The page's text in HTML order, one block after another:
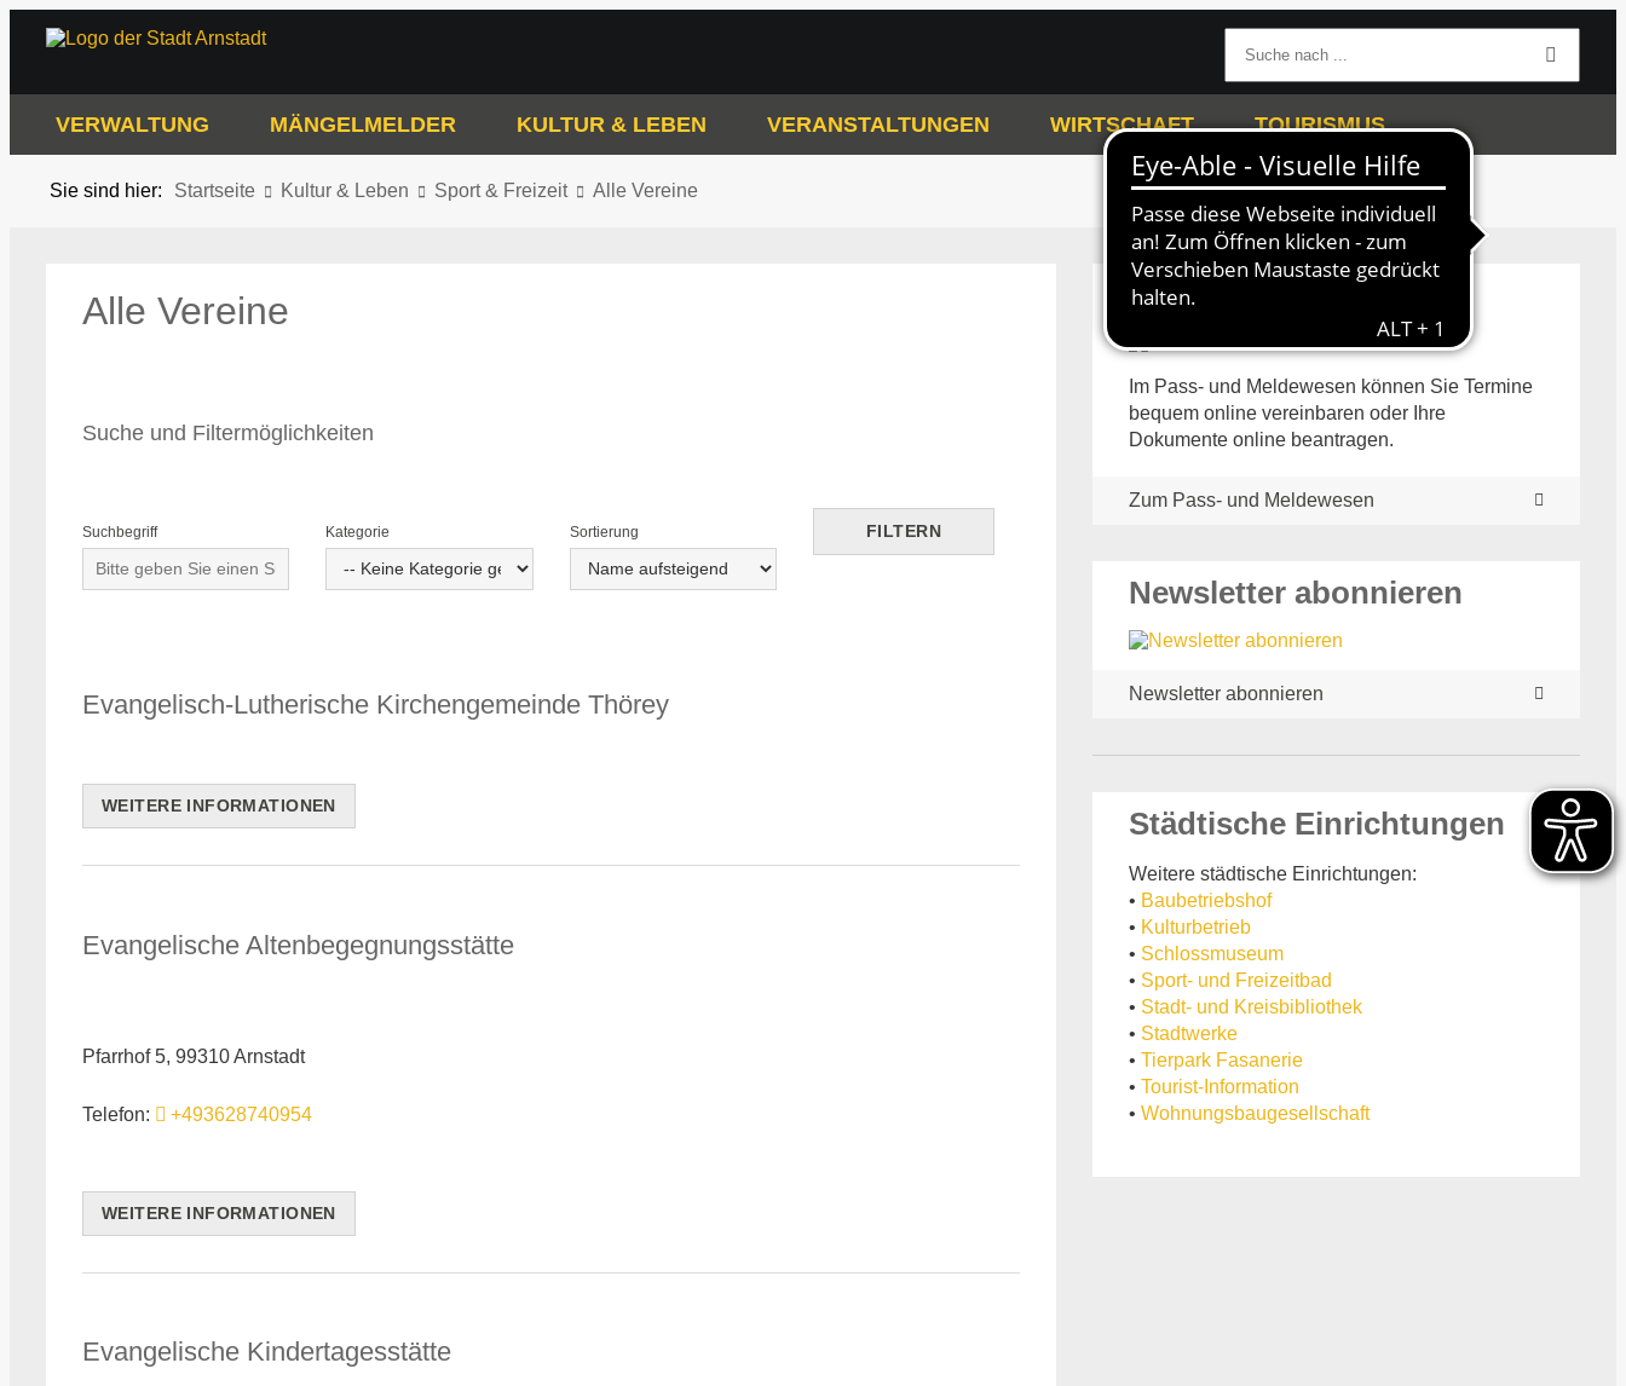
VERWALTUNG MÄNGELMELDER KULTUR & LEBEN VERANSTALTUNGEN WIRTSCHAFT TOURISMUS
Sie sind hier: Startseite Kultur & Leben Sport & Freizeit Alle Vereine
Alle Vereine
Suche und Filtermöglichkeiten
Suchbegriff Kategorie Sortierung FILTERN
Evangelisch-Lutherische Kirchengemeinde Thörey
WEITERE INFORMATIONEN
Evangelische Altenbegegnungsstätte
Pfarrhof 5, 99310 Arnstadt
Telefon: +493628740954
WEITERE INFORMATIONEN
Evangelische Kindertagesstätte
Pass- und Meldewesen
Im Pass- und Meldewesen können Sie Termine
bequem online vereinbaren oder Ihre
Dokumente online beantragen.
Zum Pass- und Meldewesen
Newsletter abonnieren
Newsletter abonnieren
Städtische Einrichtungen
Weitere städtische Einrichtungen:
• Baubetriebshof
• Kulturbetrieb
• Schlossmuseum
• Sport- und Freizeitbad
• Stadt- und Kreisbibliothek
• Stadtwerke
•Tierpark Fasanerie
•Tourist-Information
•Wohnungsbaugesellschaft